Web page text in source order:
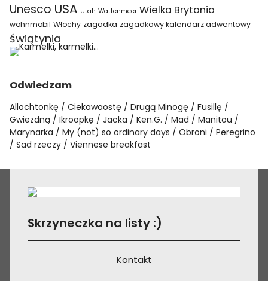
Unesco USA Utah Wattenmeer Wielka Brytania
wohnmobil Włochy zagadka zagadkowy kalendarz adwentowy
świątynia
Odwiedzam
Allochtonkę Ciekawaostę Drugą Minogę
Fusillę
Gwiezdną
Ikroopkę Jacka Ken.G. Mad
Manitou
Marynarka
My (not) so ordinary days Obroni
Peregrino
Sad rzeczy
Viennese breakfast
Skrzyneczka na listy :)
Kontakt